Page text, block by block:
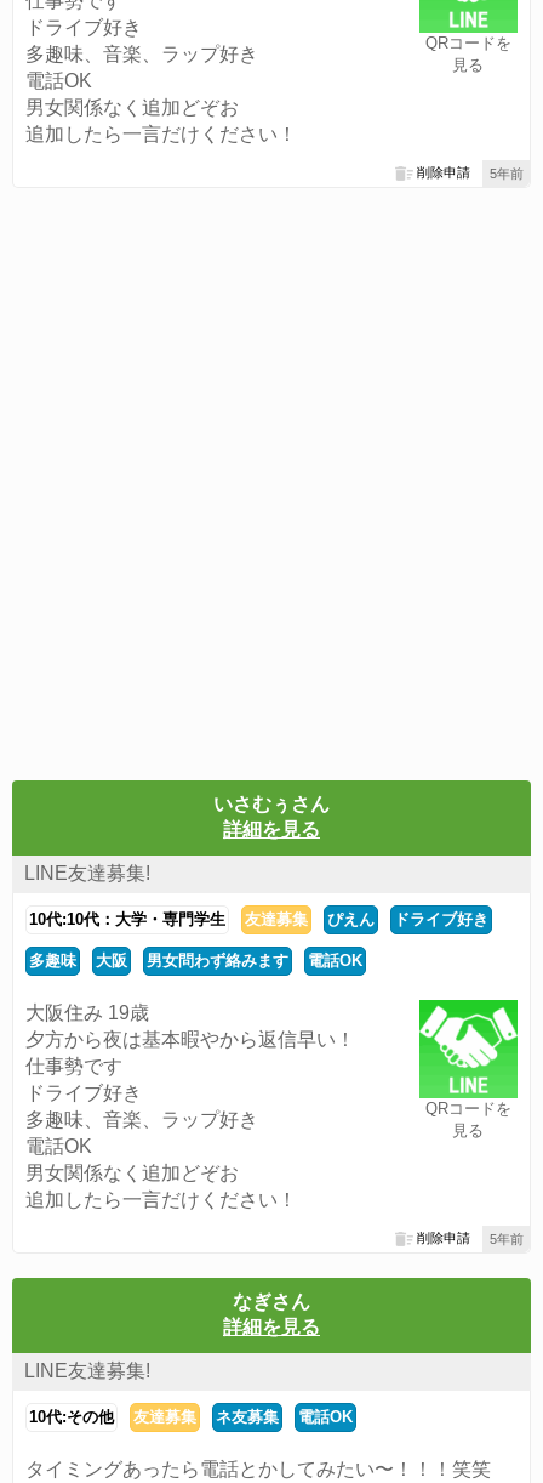
QRコードを
見る
ドライブ好き
多趣味、音楽、ラップ好き
電話OK
男女関係なく追加どぞお
追加したら一言だけください！
5年前
削除申請
いさむぅさん
詳細を見る
LINE友達募集!
10代:10代：大学・専門学生 友達募集 ぴえん ドライブ好き
多趣味 大阪 男女問わず絡みます 電話OK
QRコードを
見る
大阪住み 19歳
夕方から夜は基本暇やから返信早い！
仕事勢です
ドライブ好き
多趣味、音楽、ラップ好き
電話OK
男女関係なく追加どぞお
追加したら一言だけください！
5年前
削除申請
なぎさん
詳細を見る
LINE友達募集!
10代:その他 友達募集 ネ友募集 電話OK
タイミングあったら電話とかしてみたい〜！！！笑笑